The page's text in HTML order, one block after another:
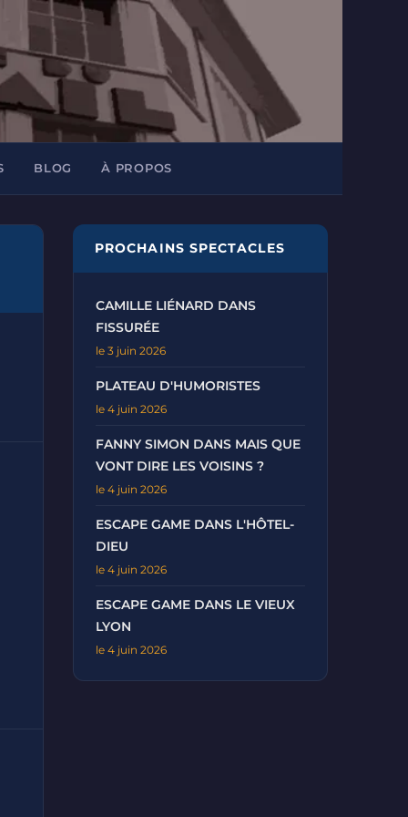
BLOG À PROPOS
PROCHAINS SPECTACLES
CAMILLE LIÉNARD DANS
FISSURÉE
le 3 juin 2026
PLATEAU D'HUMORISTES
le 4 juin 2026
FANNY SIMON DANS MAIS QUE
VONT DIRE LES VOISINS ?
le 4 juin 2026
ESCAPE GAME DANS L'HÔTEL-
DIEU
le 4 juin 2026
ESCAPE GAME DANS LE VIEUX
LYON
le 4 juin 2026